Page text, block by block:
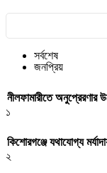
সর্বশেষ
জনপ্রিয়
নীলফামারীতে
১
কিশোরগঞ্জে যথাযোগ্য
২